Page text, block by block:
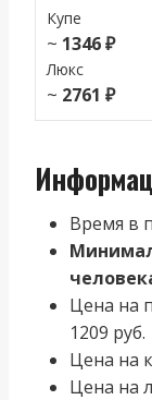
Купе
~ 1346 ₽
Люкс
~ 2761 ₽
Время в
Цена на
1209 руб.
Цена на
Цена на